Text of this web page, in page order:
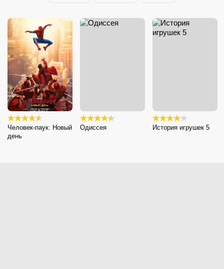
Человек-паук: Новый
день
Одиссея История игрушек 5